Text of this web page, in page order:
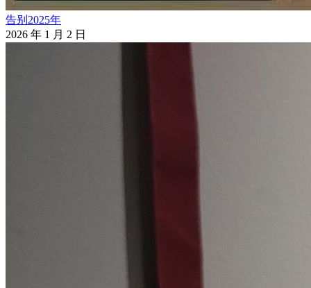
告别2025年
2026 年 1 月 2 日